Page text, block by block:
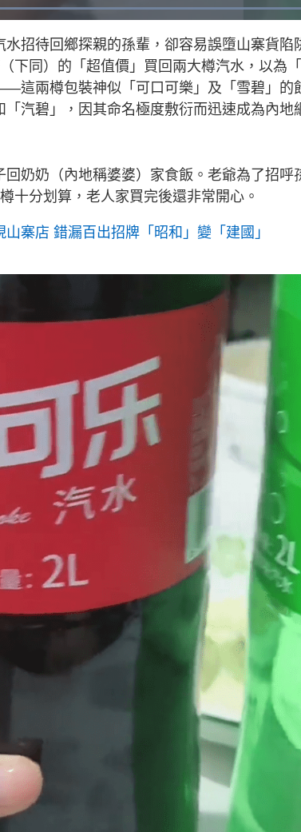
L
o
e
d
:
1
0
0
.
0
%
招待回鄉探親的孫輩，卻容易誤墮山寨貨陷
下同）的「超值價」買回兩大樽汽水，以為
這兩樽包裝神似「可口可樂」及「雪碧」的
汽碧」，因其命名極度敷衍而迅速成為內地
奶奶（內地稱婆婆）家食飯。老爺為了招呼
十分划算，老人家買完後還非常開心。
寨店 錯漏百出招牌「昭和」變「建國」